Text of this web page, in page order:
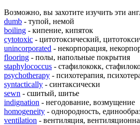
Возможно, вы захотите изучить эти
dumb - тупой, немой
boiling - кипение, кипяток
cytotoxic - цитотоксический,
unincorporated - некорпорация,
flooring - полы, напольные покрытия
staphylococcus - стафилококк,
psychotherapy - психотерапия,
syntactically - синтаксически
sewn - сшитый, шитье
indignation - негодование, возмущение
homogeneity - однородность,
ventilation - вентиляция,